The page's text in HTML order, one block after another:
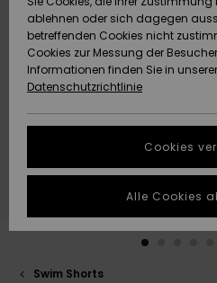
HILFE & KONTAKT
Starten
um die
schnellste
Antwort
NACHHALTIGKEIT
SHOPS
QUIKSILVER APP
WUNSCHLISTE
Swim Shorts
ablehnen oder sich dagegen
betreffenden Cookies nicht
Cookies zur Messung der
Informationen finden Sie in
Datenschutzrichtlinie
Cookies
Alle Cookies